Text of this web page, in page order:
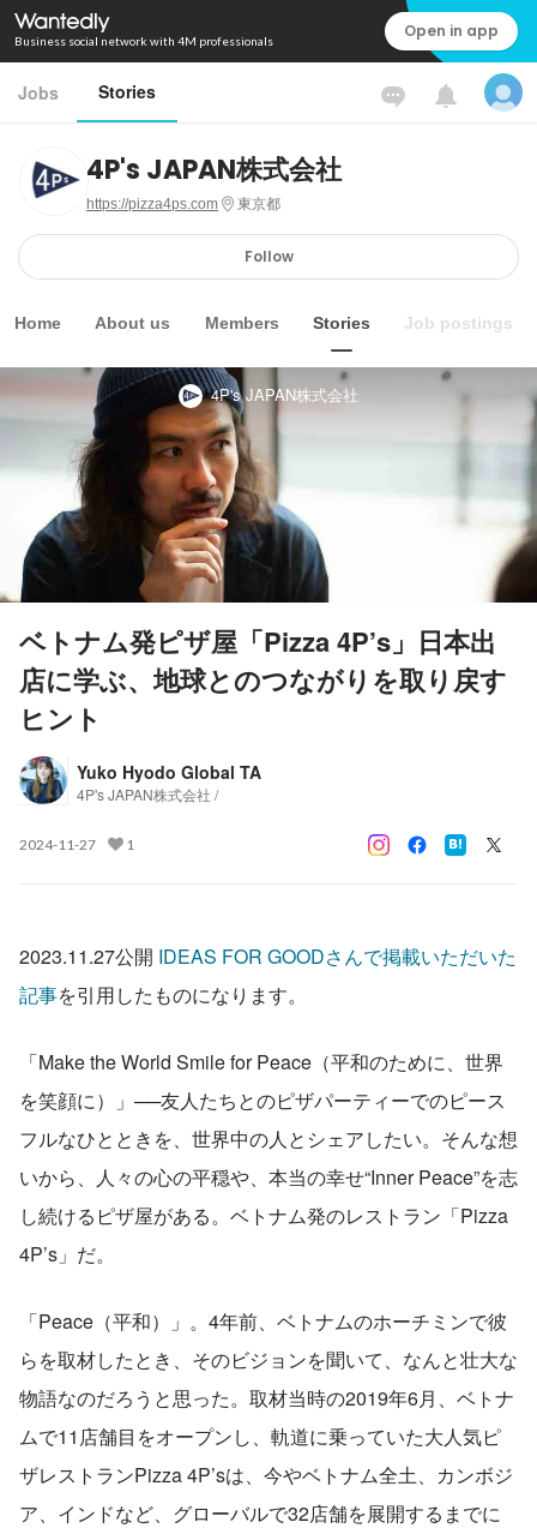
Business social network with 4M professionals Open in app
Jobs Stories
4P's JAPAN株式会社
https://pizza4ps.com 東京都
Follow
Home About us Members Stories Job postings
4P's JAPAN株式会社
ベトナム発ピザ屋「Pizza 4P’s」日本出
店に学ぶ、地球とのつながりを取り戻す
ヒント
Yuko Hyodo Global TA
4P's JAPAN株式会社 /
2024-11-27 1
2023.11.27公開 IDEAS FOR GOODさんで掲載いただいた
記事を引用したものになります。
「Make the World Smile for Peace（平和のために、世界
を笑顔に）」──友人たちとのピザパーティーでのピース
フルなひとときを、世界中の人とシェアしたい。そんな想
いから、人々の心の平穏や、本当の幸せ“Inner Peace”を志
し続けるピザ屋がある。ベトナム発のレストラン「Pizza
4P’s」だ。
「Peace（平和）」。4年前、ベトナムのホーチミンで彼
らを取材したとき、そのビジョンを聞いて、なんと壮大な
物語なのだろうと思った。取材当時の2019年6月、ベトナ
ムで11店舗目をオープンし、軌道に乗っていた大人気ピ
ザレストランPizza 4P’sは、今やベトナム全土、カンボジ
ア、インドなど、グローバルで32店舗を展開するまでに